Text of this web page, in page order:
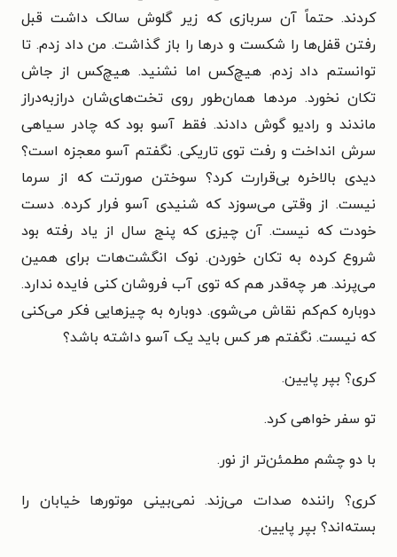
کردند. حتماً آن سربازی که زیر گلوش سالک داشت قبل
رفتن قفل‌ها را شکست و درها را باز گذاشت. من داد زدم. تا
توانستم داد زدم. هیچ‌کس اما نشنید. هیچ‌کس از جاش
تکان نخورد. مردها همان‌طور روی تخت‌های‌شان درازبه‌دراز
ماندند و رادیو گوش دادند. فقط آسو بود که چادر سیاهی
سرش انداخت و رفت توی تاریکی. نگفتم آسو معجزه است؟
دیدی بالاخره بی‌قرارت کرد؟ سوختن صورتت که از سرما
نیست. از وقتی می‌سوزد که شنیدی آسو فرار کرده. دست
خودت که نیست. آن چیزی که پنج سال از یاد رفته بود
شروع کرده به تکان خوردن. نوک انگشت‌هات برای همین
می‌پرند. هر چه‌قدر هم که توی آب فروشان کنی فایده ندارد.
دوباره کم‌کم نقاش می‌شوی. دوباره به چیزهایی فکر می‌کنی
که نیست. نگفتم هر کس باید یک آسو داشته باشد؟
کری؟ بپر پایین.
تو سفر خواهی کرد.
با دو چشم مطمئن‌تر از نور.
کری؟ راننده صدات می‌زند. نمی‌بینی موتورها خیابان را
بسته‌اند؟ بپر پایین.